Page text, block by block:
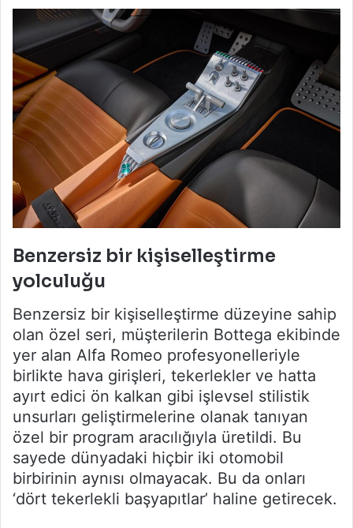
Benzersiz bir kişiselleştirme
yolculuğu
Benzersiz bir kişiselleştirme düzeyine sahip
olan özel seri, müşterilerin Bottega ekibinde
yer alan Alfa Romeo profesyonelleriyle
birlikte hava girişleri, tekerlekler ve hatta
ayırt edici ön kalkan gibi işlevsel stilistik
unsurları geliştirmelerine olanak tanıyan
özel bir program aracılığıyla üretildi. Bu
sayede dünyadaki hiçbir iki otomobil
birbirinin aynısı olmayacak. Bu da onları
‘dört tekerlekli başyapıtlar’ haline getirecek.